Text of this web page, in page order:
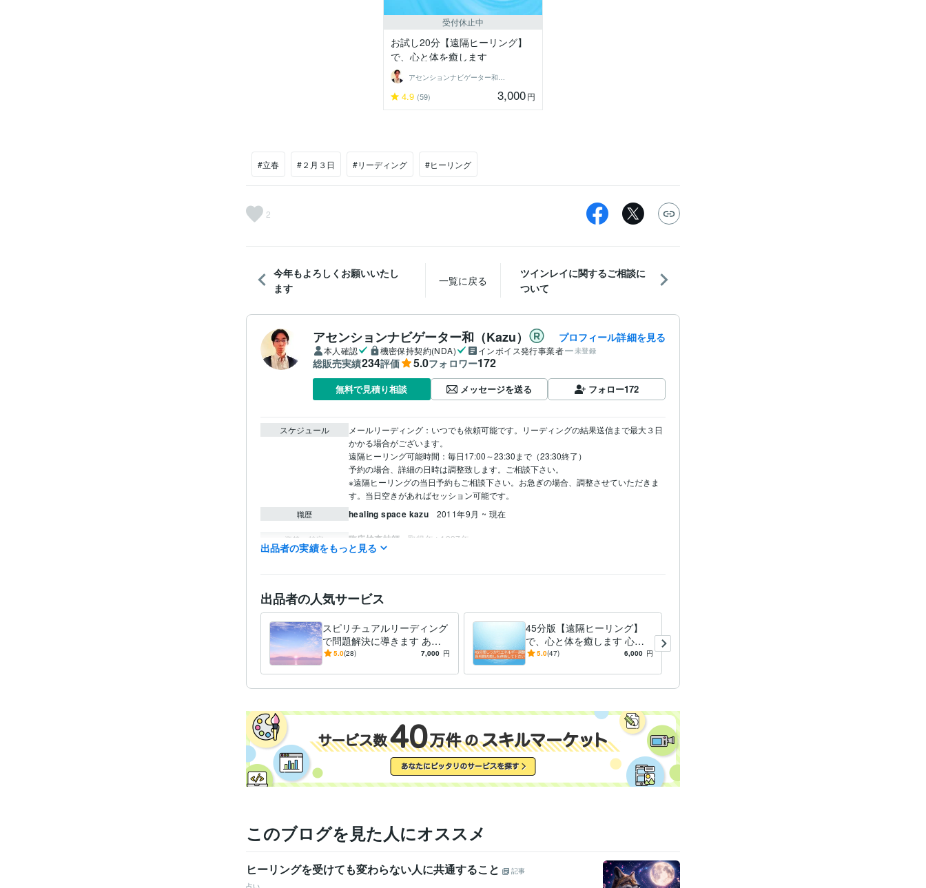
受付休止中
お試し20分【遠隔ヒーリング】
で、心と体を癒します
アセンションナビゲーター和（Kazu）
4.9 (59) 3,000円
#立春 #２月３日 #リーディング #ヒーリング
2
今年もよろしくお願いいたし
ます
一覧に戻る
ツインレイに関するご相談に
ついて
アセンションナビゲーター和（Kazu） プロフィール詳細を見る
本人確認 機密保持契約(NDA) インボイス発行事業者 未登録
総販売実績234評価 5.0フォロワー172
無料で見積り相談 メッセージを送る フォロー172
スケジュール
メールリーディング：いつでも依頼可能です。リーディングの結果送信まで最大３日
かかる場合がございます。
遠隔ヒーリング可能時間：毎日17:00～23:30まで（23:30終了）
予約の場合、詳細の日時は調整致します。ご相談下さい。
※遠隔ヒーリングの当日予約もご相談下さい。お急ぎの場合、調整させていただきま
す。当日空きがあればセッション可能です。
職歴 healing space kazu 2011年9月 ~ 現在
資格・検定 臨床検査技師 取得年 : 1997年
癒し ヒーリング
人生 愛 仕事 性格
学歴 東京医学技術専門学校 1995年3月 ~ 1998年2月
出品者の実績をもっと見る
出品者の人気サービス
スピリチュアルリーディング
で問題解決に導きます あな
たのお悩みに対して適切なア
5.0(28) 7,000 円
45分版【遠隔ヒーリング】
で、心と体を癒します 心や
体が疲れている方、痛みがあ
5.0(47) 6,000 円
このブログを見た人にオススメ
ヒーリングを受けても変わらない人に共通すること
記事
占い